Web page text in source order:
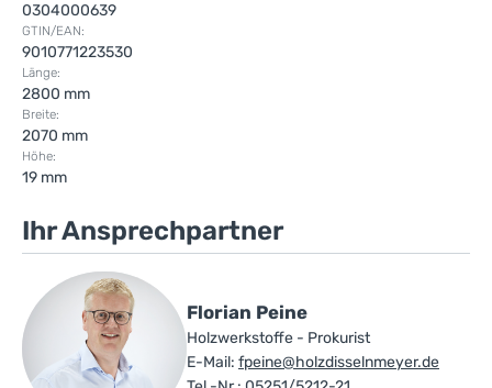
0304000639
GTIN/EAN:
9010771223530
Länge:
2800 mm
Breite:
2070 mm
Höhe:
19 mm
Ihr Ansprechpartner
Florian Peine
Holzwerkstoffe - Prokurist
E-Mail: fpeine@holzdisselnmeyer.de